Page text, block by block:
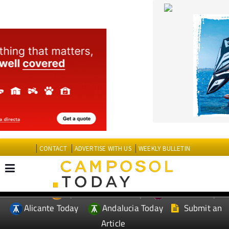
CONTACT ADVERTISE WITH US
EDITIONS: Spanish News Today
Murcia Today
Alicante Today
Andalucia Today
Submit an
Article